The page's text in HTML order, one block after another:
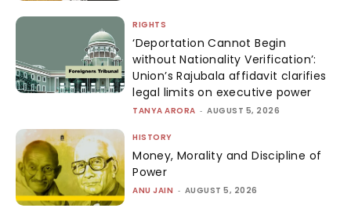
RIGHTS
‘Deportation Cannot Begin
without Nationality Verification’:
Union’s Rajubala affidavit clarifies
legal limits on executive power
TANYA ARORA - AUGUST 5, 2026
HISTORY
Money, Morality and Discipline of
Power
ANU JAIN - AUGUST 5, 2026